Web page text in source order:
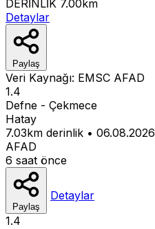
DERİNLİK 7.00km
Detaylar
Paylaş
Veri Kaynağı: EMSC AFAD
1.4
Defne - Çekmece
Hatay
7.03km derinlik • 06.08.2026
AFAD
6 saat önce
Paylaş
Detaylar
1.4